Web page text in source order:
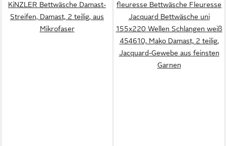
KiNZLER Bettwäsche Damast-
Streifen, Damast, 2 teilig, aus
Mikrofaser
fleuresse Bettwäsche Fleuresse
Jacquard Bettwäsche uni
155x220 Wellen Schlangen weiß
454610, Mako Damast, 2 teilig,
Jacquard-Gewebe aus feinsten
Garnen